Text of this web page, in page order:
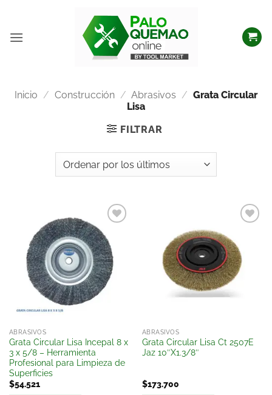
Inicio / Construcción / Abrasivos / Grata Circular
Lisa
FILTRAR
Añadir
a la
lista
de
deseos
ABRASIVOS
Grata Circular Lisa Incepal 8 x
3 x 5/8 – Herramienta
Profesional para Limpieza de
Superficies
$54.521
a la
lista
de
deseos
ABRASIVOS
Grata Circular Lisa Ct 2507E
Jaz 10″X1.3/8″
$173.700